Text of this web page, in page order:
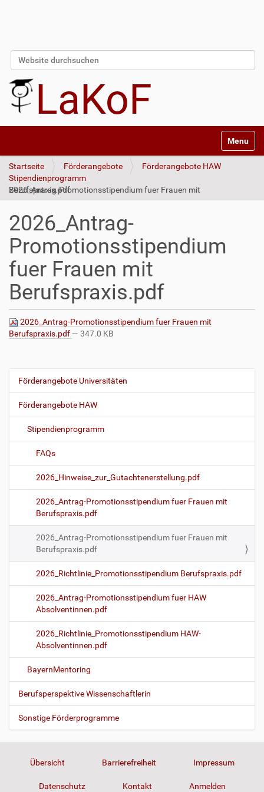
Website durchsuchen
LaKoF
Startseite Förderangebote
Förderangebote HAW
Stipendienprogramm
2026_Antrag-Promotionsstipendium fuer Frauen mit Berufspraxis.pdf
2026_Antrag-
Promotionsstipendium
fuer Frauen mit
Berufspraxis.pdf
2026_Antrag-Promotionsstipendium fuer Frauen mit
Berufspraxis.pdf— 347.0 KB
N
g
i
Förderangebote Universitäten
Förderangebote HAW
Stipendienprogramm
FAQs
2026_Hinweise_zur_Gutachtenerstellung.pdf
2026_Antrag-Promotionsstipendium fuer Frauen mit
Berufspraxis.pdf
2026_Antrag-Promotionsstipendium fuer Frauen mit
Berufspraxis.pdf
2026_Richtlinie_Promotionsstipendium Berufspraxis.pdf
2026_Antrag-Promotionsstipendium fuer HAW
Absolventinnen.pdf
2026_Richtlinie_Promotionsstipendium HAW-
Absolventinnen.pdf
BayernMentoring
Berufsperspektive Wissenschaftlerin
Sonstige Förderprogramme
Übersicht Barrierefreiheit Impressum
Datenschutz Kontakt Anmelden